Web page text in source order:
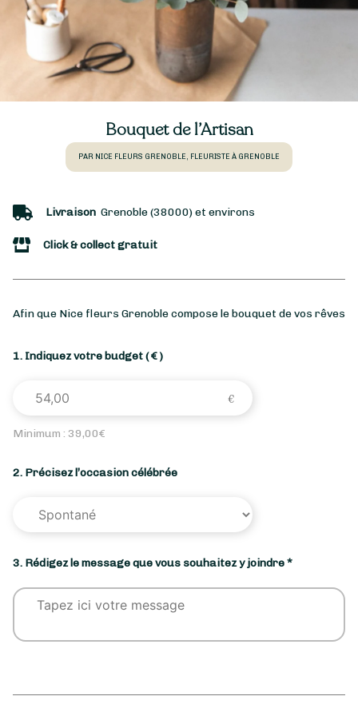
Bouquet de l’Artisan
PAR NICE FLEURS GRENOBLE, FLEURISTE À GRENOBLE
Livraison Grenoble (38000) et environs
Click & collect gratuit
Afin que Nice fleurs Grenoble compose le bouquet de vos rêves
1. Indiquez votre budget( € )
Minimum : 39,00€
2. Précisez l’occasion célébrée
3. Rédigez le message que vous souhaitez y joindre *